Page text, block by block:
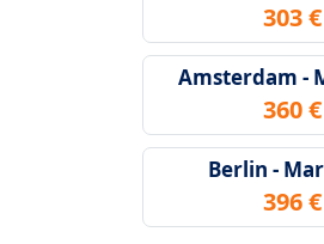
303 €
Amsterdam -
360 €
Berlin -
396 €